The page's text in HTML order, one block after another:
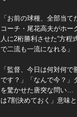
「お前の球種、全部当て
コーチ・尾花高夫がホー
人に2桁勝利させた“方程
で二流も一流になれる」
「監督、今日は何対何で
です？」「なんで今？」
を驚かせた唐突な問い…
は7割決めておく」意味